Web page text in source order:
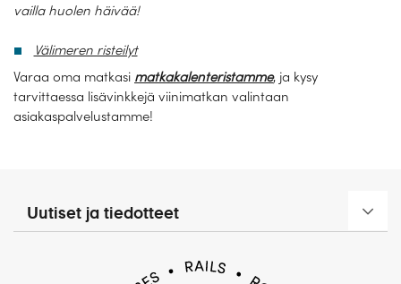
vailla huolen häivää!
Välimeren risteilyt
Varaa oma matkasi matkakalenteristamme, ja kysy
tarvittaessa lisävinkkejä viinimatkan valintaan
asiakaspalvelustamme!
Uutiset ja tiedotteet